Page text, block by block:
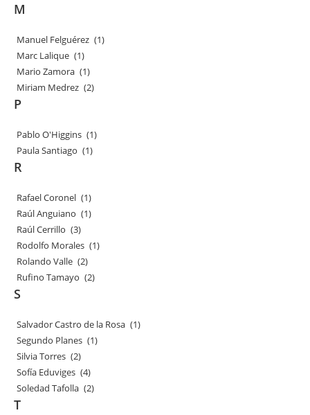
M
Manuel Felguérez (1)
Marc Lalique (1)
Mario Zamora (1)
Miriam Medrez (2)
P
Pablo O'Higgins (1)
Paula Santiago (1)
R
Rafael Coronel (1)
Raúl Anguiano (1)
Raúl Cerrillo (3)
Rodolfo Morales (1)
Rolando Valle (2)
Rufino Tamayo (2)
S
Salvador Castro de la Rosa (1)
Segundo Planes (1)
Silvia Torres (2)
Sofía Eduviges (4)
Soledad Tafolla (2)
T